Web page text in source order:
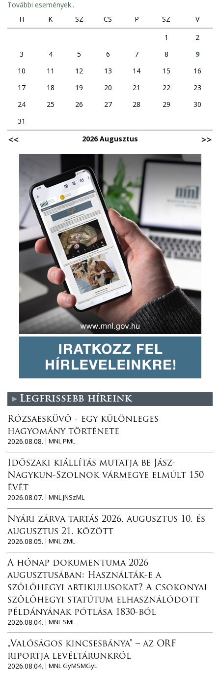
További események..
H
K SZ CS P SZ
V
1
2
3
4 5 6 7 8
9
10
11 12 13 14 15
16
17
18 19 20 21 22
23
24
25 26 27 28 29
30
31
2026 Augusztus
Legfrissebb híreink
Rózsaesküvő - egy különleges
hagyomány története
2026.08.08.
MNL PML
Időszaki kiállítás mutatja be Jász-
Nagykun-Szolnok vármegye elmúlt 150
évét
2026.08.07.
MNL JNSzML
Nyári zárva tartás 2026. augusztus 10. és
augusztus 21. között
2026.08.05.
MNL ZML
A hónap dokumentuma 2026
augusztusában: Használták-e a
szőlőhegyi artikulusokat? A csokonyai
szőlőhegyi statútum elhasználódott
példányának pótlása 1830-ból
2026.08.04.
MNL SML
„Valóságos kincsesbánya” – az ORF
riportja levéltárunkról
2026.08.04.
MNL GyMSMGyL